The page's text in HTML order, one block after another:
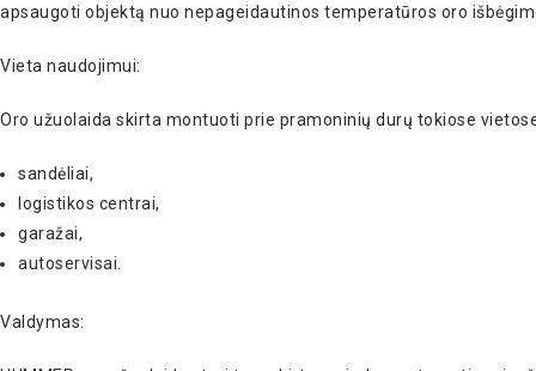
apsaugoti objektą nuo nepageidautinos temperatūros oro
Vieta naudojimui:
Oro užuolaida skirta montuoti prie pramoninių durų tokiose
sandėliai,
logistikos centrai,
garažai,
autoservisai.
Valdymas: